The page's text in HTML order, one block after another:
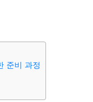
준비 과정